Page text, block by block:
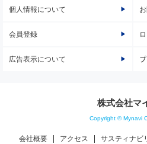
個人情報について
会員登録
広告表示について
株式会社マ
Copyright © Mynavi
会社概要 アクセス サスティナビ